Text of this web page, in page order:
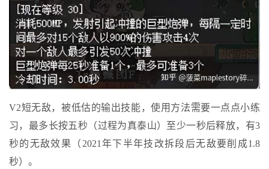
V2短无敌，被低估的输出技能，使用方法需要一点点小练
习，最多长按五秒（过程为真泰山）至少一秒后释放，有3
秒的无敌效果（2021年下半年技改拆段后无敌要削成1.8
秒）。